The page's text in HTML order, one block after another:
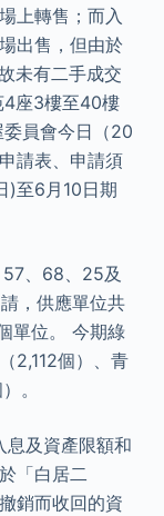
上轉售；而入
出售，但由於
未有二手成交
4座3樓至40樓
員會今日（20
請表、申請須
)至6月10日期
、68、25及
，供應單位共
單位。 今期綠
2,112個）、青
。
息及資產限額和
「白居二
銷而收回的資